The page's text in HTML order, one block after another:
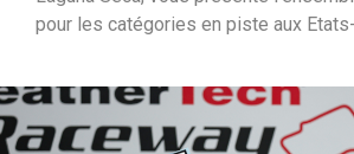
pour les catégories en piste aux